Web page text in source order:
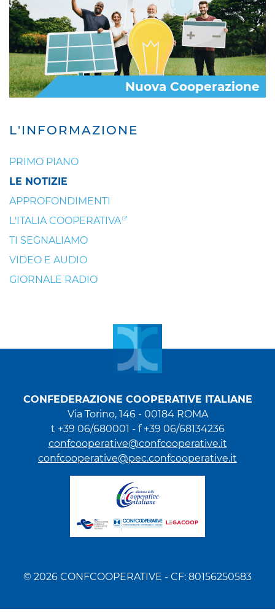
L'INFORMAZIONE
PRIMO PIANO
LE NOTIZIE
APPROFONDIMENTI
L'ITALIA COOPERATIVA
TI SEGNALIAMO
VIDEO E AUDIO
GIORNALE RADIO
Nuova Cooperazione
CONFEDERAZIONE COOPERATIVE ITALIANE
Via Torino, 146 - 00184 ROMA
t +39 06/680001 - f +39 06/68134236
confcooperative@confcooperative.it
confcooperative@pec.confcooperative.it
© 2026 CONFCOOPERATIVE - CF: 80156250583